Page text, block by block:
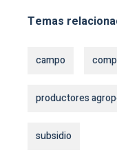
Temas
campo
productores
subsidio